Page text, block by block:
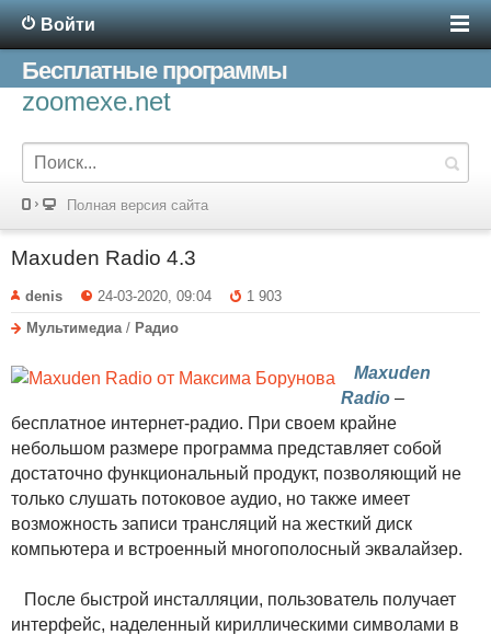
Войти
Бесплатные программы
zoomexe.net
Полная версия сайта
Maxuden Radio 4.3
denis 24-03-2020, 09:04
1 903
Мультимедиа / Радио
Maxuden
Radio –
бесплатное интернет-радио. При своем крайне
небольшом размере программа представляет собой
достаточно функциональный продукт, позволяющий не
только слушать потоковое аудио, но также имеет
возможность записи трансляций на жесткий диск
компьютера и встроенный многополосный эквалайзер.
После быстрой инсталляции, пользователь получает
интерфейс, наделенный кириллическими символами в